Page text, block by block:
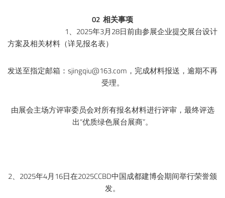
02 相关事项
1、2025年3月28日前由参展企业提交展台设计
方案及相关材料（详见报名表）
发送至指定邮箱：sjingqiu@163.com，完成材料报送，逾期不再
受理。
由展会主场方评审委员会对所有报名材料进行评审，最终评选
出“优质绿色展台展商”。
2、2025年4月16日在2025CCBD中国成都建博会期间举行荣誉颁
发。